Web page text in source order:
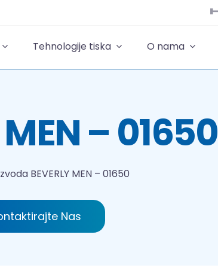
Tehnologije tiska O nama
MEN – 01650
BEVERLY MEN – 01650
Nas